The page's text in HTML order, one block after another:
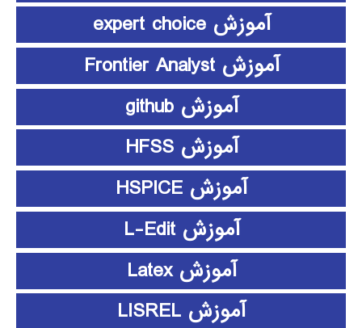
آموزش expert choice
آموزش Frontier Analyst
آموزش github
آموزش HFSS
آموزش HSPICE
آموزش L-Edit
آموزش Latex
آموزش LISREL